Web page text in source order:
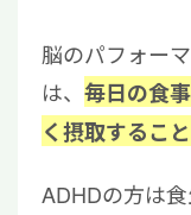
脳のパフォー
は、 毎日の食
く摂取するこ
ADHDの方は